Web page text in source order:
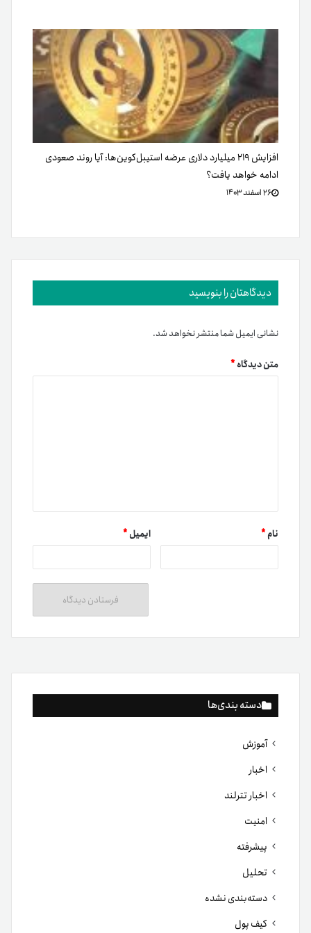
دسته بندی‌ها
آموزش
اخبار
اخبار تترلند
امنیت
پیشرفته
تحلیل
دسته‌بندی نشده
کیف پول
افزایش ۲۱۹ میلیارد دلاری عرضه استیبل‌کوین‌ها: آیا روند صعودی
ادامه خواهد یافت؟
۲۶ اسفند ۱۴۰۳
دیدگاهتان را بنویسید
نشانی ایمیل شما منتشر نخواهد شد.
متن دیدگاه*
نام* ایمیل*